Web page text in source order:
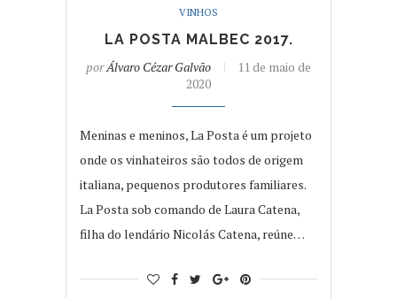
VINHOS
LA POSTA MALBEC 2017.
porÁlvaro Cézar Galvão
11 de maio de
2020
Meninas e meninos, La Posta é um projeto
onde os vinhateiros são todos de origem
italiana, pequenos produtores familiares.
La Posta sob comando de Laura Catena,
filha do lendário Nicolás Catena, reúne…